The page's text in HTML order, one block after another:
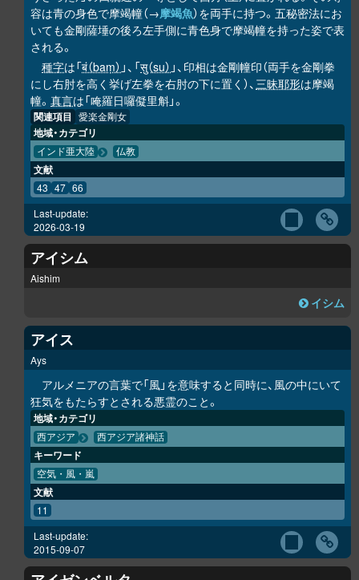
容は青の身色で摩竭幢（→摩竭魚）を両手に持つ。五秘密法にお
いても金剛薩埵の後ろ左手側に青色身で摩竭幢を持った姿で表
される。
種字は「बं（baṃ） 」、「सु（su） 」、印相は金剛幢印（両手を金剛拳
にし右肘を高く挙げ左拳を右肘の下に置く）、三昧耶形は摩竭
幢。 真言は「唵羅日囉儗里斛」。
関連項目 愛楽金剛女
地域・カテゴリ
インド亜大陸 仏教
文献
43 47 66
Last-update:
2026-03-19
アイシム
Aishim
イシム
アイス
Ays
アルメニアの言葉で「風」を意味すると同時に、風の中にいて
狂気をもたらすとされる悪霊のこと。
地域・カテゴリ
西アジア 西アジア諸神話
キーワード
空気・風・嵐
文献
11
Last-update:
2015-09-07